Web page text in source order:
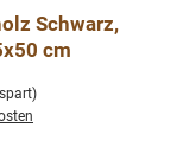
Schwarz,
cm